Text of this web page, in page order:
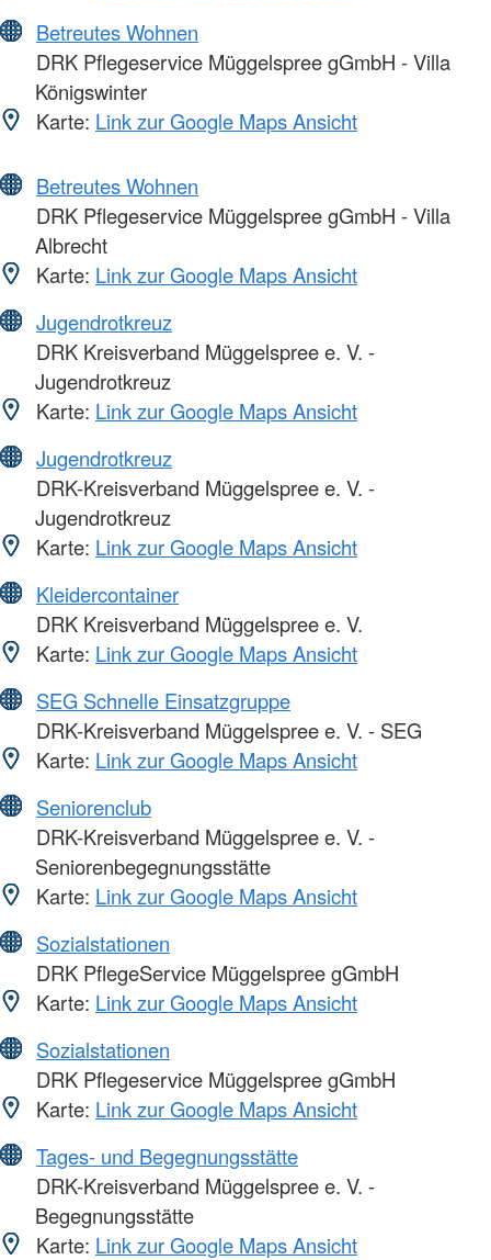
Betreutes Wohnen
DRK Pflegeservice Müggelspree gGmbH - Villa
Königswinter
Karte: Link zur Google Maps Ansicht
Betreutes Wohnen
DRK Pflegeservice Müggelspree gGmbH - Villa
Albrecht
Karte: Link zur Google Maps Ansicht
Jugendrotkreuz
DRK Kreisverband Müggelspree e. V. -
Jugendrotkreuz
Karte: Link zur Google Maps Ansicht
Jugendrotkreuz
DRK-Kreisverband Müggelspree e. V. -
Jugendrotkreuz
Karte: Link zur Google Maps Ansicht
Kleidercontainer
DRK Kreisverband Müggelspree e. V.
Karte: Link zur Google Maps Ansicht
SEG Schnelle Einsatzgruppe
DRK-Kreisverband Müggelspree e. V. - SEG
Karte: Link zur Google Maps Ansicht
Seniorenclub
DRK-Kreisverband Müggelspree e. V. -
Seniorenbegegnungsstätte
Karte: Link zur Google Maps Ansicht
Sozialstationen
DRK PflegeService Müggelspree gGmbH
Karte: Link zur Google Maps Ansicht
Sozialstationen
DRK Pflegeservice Müggelspree gGmbH
Karte: Link zur Google Maps Ansicht
Tages- und Begegnungsstätte
DRK-Kreisverband Müggelspree e. V. -
Begegnungsstätte
Karte: Link zur Google Maps Ansicht